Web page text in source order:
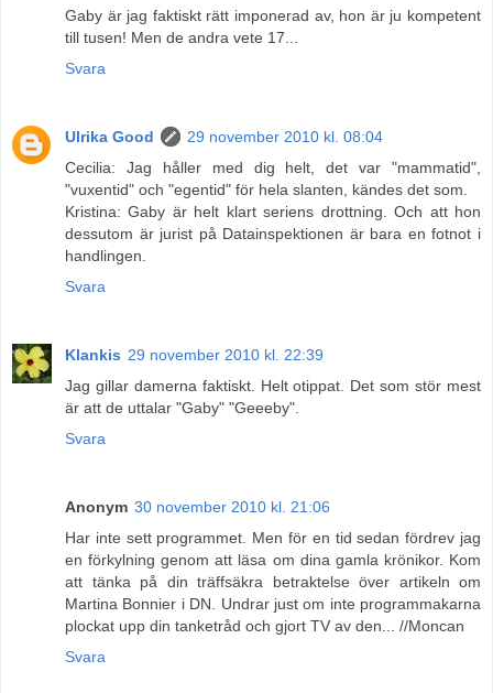
Gaby är jag faktiskt rätt imponerad av, hon är ju kompetent
till tusen! Men de andra vete 17...
Svara
Ulrika Good
29 november 2010 kl. 08:04
Cecilia: Jag håller med dig helt, det var "mammatid",
"vuxentid" och "egentid" för hela slanten, kändes det som.
Kristina: Gaby är helt klart seriens drottning. Och att hon
dessutom är jurist på Datainspektionen är bara en fotnot i
handlingen.
Svara
Klankis 29 november 2010 kl. 22:39
Jag gillar damerna faktiskt. Helt otippat. Det som stör mest
är att de uttalar "Gaby" "Geeeby".
Svara
Anonym 30 november 2010 kl. 21:06
Har inte sett programmet. Men för en tid sedan fördrev jag
en förkylning genom att läsa om dina gamla krönikor. Kom
att tänka på din träffsäkra betraktelse över artikeln om
Martina Bonnier i DN. Undrar just om inte programmakarna
plockat upp din tanketråd och gjort TV av den... //Moncan
Svara